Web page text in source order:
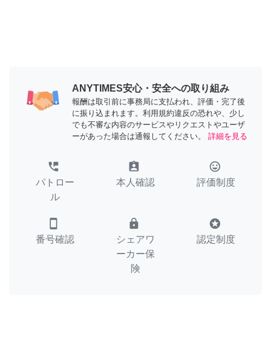
ANYTIMES安心・安全への取り組み
報酬は取引前に事務局に支払われ、評価・完了後
に振り込まれます。利用規約違反の恐れや、少し
でも不審な内容のサービスやリクエストやユーザ
ーがあった場合は通報してください。
詳細を見る
perm_phone_msg
パトロー
ル
assignment_ind
本人確認
tag_faces
評価制度
smartphone
番号確認
lock
シェアワ
ーカー保
険
stars
認定制度